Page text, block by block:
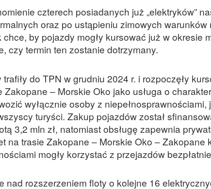
czterech posiadanych już „elektryków”
oraz po ustąpieniu zimowych warunków
by pojazdy mogły kursować już w okresie
czy termin ten zostanie dotrzymany.
do TPN w grudniu 2024 r. i rozpoczęły
Zakopane – Morskie Oko jako usługa o
wyłącznie osoby z
turyści. Zakup pojazdów został
3,2 mln zł, natomiast obsługę zapewnia
na trasie Zakopane – Morskie Oko – Zakopane
mogły korzystać z przejazdów
nad rozszerzeniem floty o kolejne 16